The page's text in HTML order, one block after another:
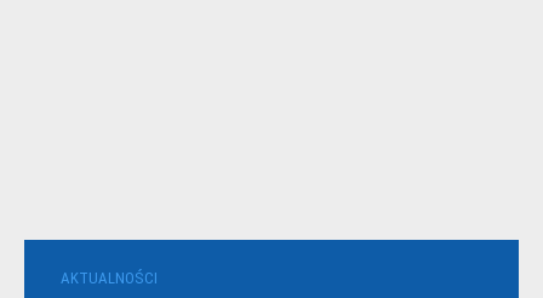
AKTUALNOŚCI